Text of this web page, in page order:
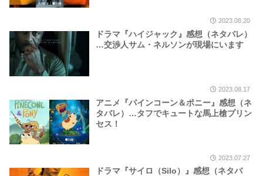
2023.08.20
ドラマ『ハイジャック』感想（ネタバレ）
…交渉人サム・ネルソンが現場にいます
2023.08.17
アニメ『パインコーン＆ポニー』感想（ネ
タバレ）…タフでキュートな馬上槍プリン
セス！
2023.07.27
ドラマ『サイロ（Silo）』感想（ネタバ